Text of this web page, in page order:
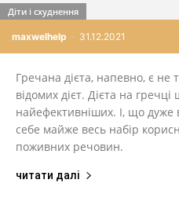
maxwelhelp - 31.12.2021
Діти і схуднення
Гречана дієта, напевно, є не
відомих дієт. Дієта на
найефективніших. І, що
себе майже весь набір
поживних речовин.
читати далі